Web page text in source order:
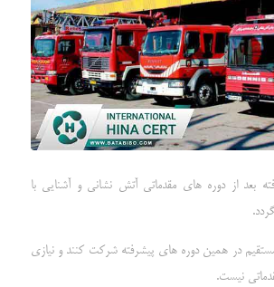
بعد از دوره های مقدماتی آتش نشانی و آشنایی با
مستقیم در همین دوره های پیشرفته شرکت کنند و نیازی
نیست.